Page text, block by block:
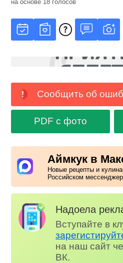
на основе 18 голосов
Сообщить об
PDF с фото
Аймкук в
Новые рецепты и
Российском
Надоела
Вступайте в
на наш сайт
ВК.